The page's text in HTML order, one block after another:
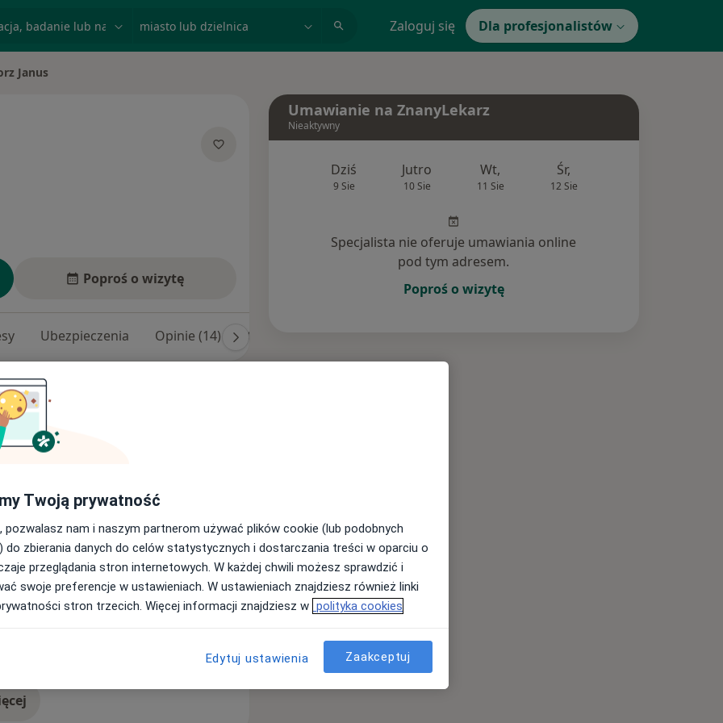
Zaloguj się Dla profesjonalistów
Janus
Poproś o wizytę
Ubezpieczenia Opinie (14) Odpowiedzi na pytania (2)
urazowej i ortopedycznej, ze
artroskopowej i
w Szczecinie w 2011
w Regionalnym Szpitalu w
z ortopedii i traumatologii
2019 roku.
w Kołobrzegu,
krajowych i zagranicznych.
Umawianie na ZnanyLekarz
Nieaktywny
Dziś
9 Sie
Jutro
10 Sie
Wt,
11 Sie
Śr,
12 Sie
Specjalista nie oferuje umawiania online
pod tym adresem.
Poproś o wizytę
Twoją prywatność
pozwalasz nam i naszym partnerom używać plików cookie (lub podobnych
do zbierania danych do celów statystycznych i dostarczania treści w oparciu o
przeglądania stron internetowych. W każdej chwili możesz sprawdzić i
swoje preferencje w ustawieniach. W ustawieniach znajdziesz również linki
stron trzecich. Więcej informacji znajdziesz w polityka cookies
Edytuj ustawienia Zaakceptuj